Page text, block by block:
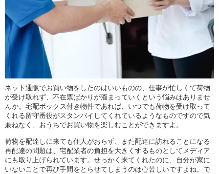
ネット通販でお買い物をしたのはいいものの、仕事が忙しくて荷物
が受け取れず、不在票ばかりが溜まっていくという悩みはありませ
んか。宅配ボックス付き物件であれば、いつでも荷物を受け取って
くれる留守番役がスタンバイしてくれているようなものですので気
兼ねなく、おうちでお買い物を楽しむことができますよ。
荷物を配達しに来ても住人がおらず、また配達に訪れることになる
再配達の問題は、宅配業者の負担を大きくするものとしてメディア
にも取り上げられています。せっかく来てくれたのに、自分が家に
いないことで再び手間をとらせてしまうのは心苦しいですよね。で